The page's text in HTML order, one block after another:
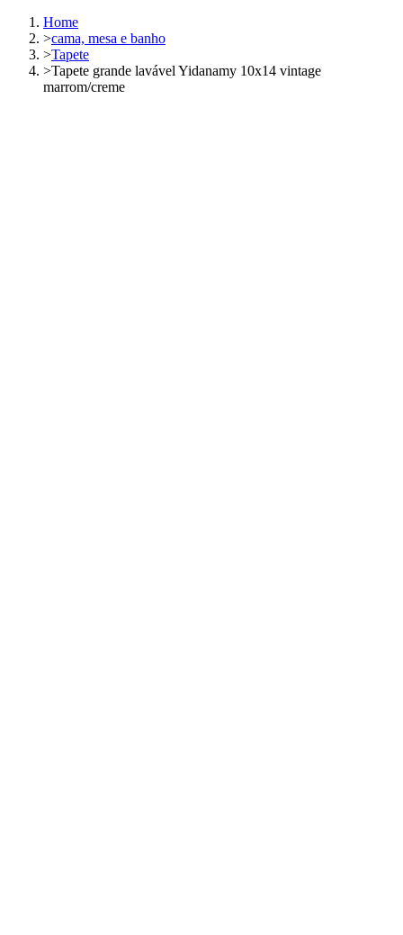
Home
>cama, mesa e banho
>Tapete
>Tapete grande lavável Yidanamy 10x14 vintage
marrom/creme